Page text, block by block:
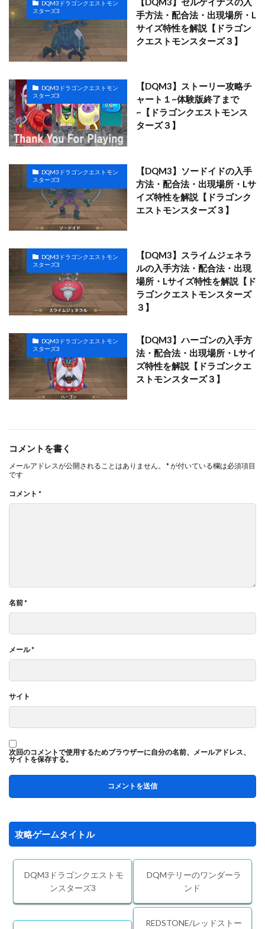
DQM3ドラゴンクエストモン
スターズ3
手方法・配合法・出現場所・L
サイズ特性を解説【ドラゴン
クエストモンスターズ３】
DQM3ドラゴンクエストモン
スターズ3
【DQM3】ストーリー攻略チ
ャート１~体験版終了まで
~【ドラゴンクエストモンス
ターズ３】
DQM3ドラゴンクエストモン
スターズ3
【DQM3】ソードイドの入手
方法・配合法・出現場所・Lサ
イズ特性を解説【ドラゴンク
エストモンスターズ３】
DQM3ドラゴンクエストモン
スターズ3
【DQM3】スライムジェネラ
ルの入手方法・配合法・出現
場所・Lサイズ特性を解説【ド
ラゴンクエストモンスターズ
３】
DQM3ドラゴンクエストモン
スターズ3
【DQM3】ハーゴンの入手方
法・配合法・出現場所・Lサイ
ズ特性を解説【ドラゴンクエ
ストモンスターズ３】
コメントを書く
メールアドレスが公開されることはありません。 *が付いている欄は必須項目
です
コメント *
名前*
メール*
サイト
次回のコメントで使用するためブラウザーに自分の名前、メールアドレス、
サイトを保存する。
攻略ゲームタイトル
DQM3ドラゴンクエストモ
ンスターズ3
DQMテリーのワンダーラ
ンド
REDSTONE/レッドストー